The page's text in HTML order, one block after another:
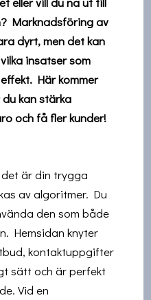
Marknadsföring av
dyrt, men det kan
insatser som
Här kommer
kan stärka
och få fler kunder!
är din trygga
av algoritmer. Du
den som både
Hemsidan knyter
kontaktuppgifter
sätt och är perfekt
Vid en